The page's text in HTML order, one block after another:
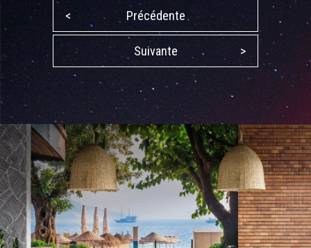
< Précédente
Suivante >